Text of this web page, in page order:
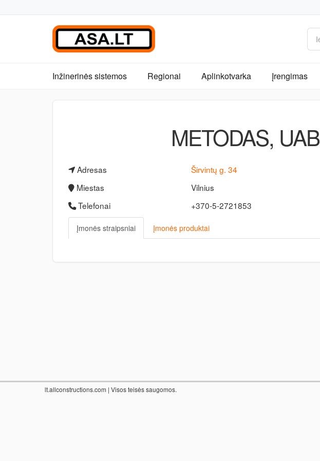
Inžinerinės sistemos Regionai Aplinkotvarka Įrengimas
METODAS, UAB
Adresas
Širvintų g. 34
Miestas
Vilnius
Telefonai
+370-5-2721853
Įmonės straipsniai Įmonės produktai
lt.allconstructions.com | Visos teisės saugomos.